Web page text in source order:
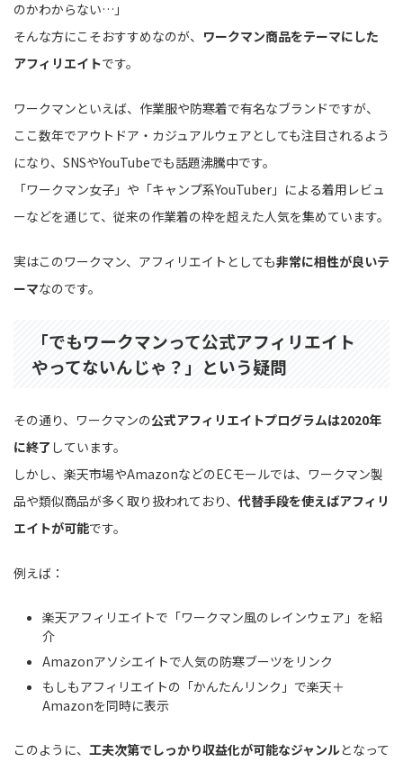
のかわからない…」
そんな方にこそおすすめなのが、 ワークマン商品をテーマにした
アフィリエイトです。
ワークマンといえば、作業服や防寒着で有名なブランドですが、
ここ数年でアウトドア・カジュアルウェアとしても注目されるよう
になり、SNSやYouTubeでも話題沸騰中です。
「ワークマン女子」や「キャンプ系YouTuber」による着用レビュ
ーなどを通じて、従来の作業着の枠を超えた人気を集めています。
実はこのワークマン、アフィリエイトとしても非常に相性が良いテ
ーマなのです。
「でもワークマンって公式アフィリエイト
やってないんじゃ？」という疑問
その通り、ワークマンの公式アフィリエイトプログラムは2020年
に終了 しています。
しかし、楽天市場やAmazonなどのECモールでは、ワークマン製
品や類似商品が多く取り扱われており、 代替手段を使えばアフィリ
エイトが可能です。
例えば：
楽天アフィリエイトで「ワークマン風のレインウェア」を紹
介
Amazonアソシエイトで人気の防寒ブーツをリンク
もしもアフィリエイトの「かんたんリンク」で楽天＋
Amazonを同時に表示
このように、 工夫次第でしっかり収益化が可能なジャンルとなって